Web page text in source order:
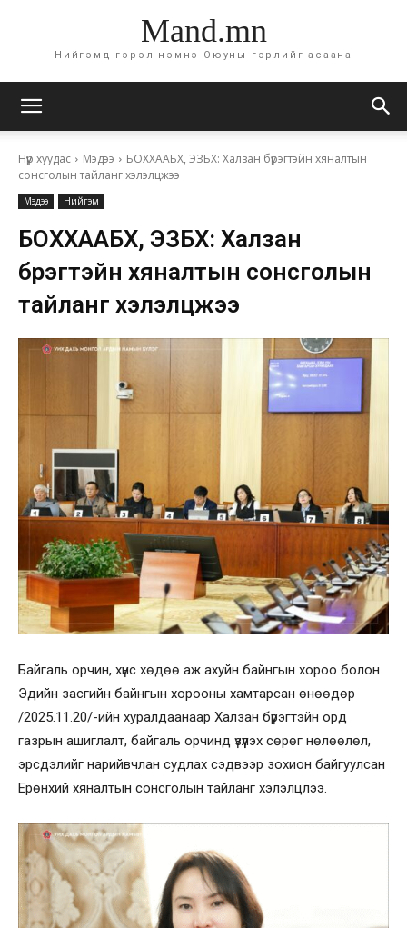
Mand.mn
Нийгэмд гэрэл нэмнэ-Оюуны гэрлийг асаана
Нүүр хуудас Мэдээ
БОХХААБХ, ЭЗБХ: Халзан бүрэгтэйн хяналтын
сонсголын тайланг хэлэлцжээ
Мэдээ Нийгэм
БОХХААБХ, ЭЗБХ: Халзан
бүрэгтэйн хяналтын сонсголын
тайланг хэлэлцжээ
Байгаль орчин, хүнс хөдөө аж ахуйн байнгын хороо болон
Эдийн засгийн байнгын хорооны хамтарсан өнөөдөр
/2025.11.20/-ийн хуралдаанаар Халзан бүрэгтэйн орд
газрын ашиглалт, байгаль орчинд үзүүлэх сөрөг нөлөөлөл,
эрсдэлийг нарийвчлан судлах сэдвээр зохион байгуулсан
Ерөнхий хяналтын сонсголын тайланг хэлэлцлээ.